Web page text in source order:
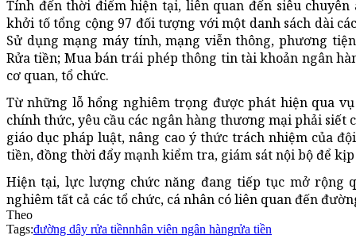
Tính đến thời điểm hiện tại, liên quan đến siêu
khởi tố tổng cộng 97 đối tượng với một danh sách dài
Sử dụng mạng máy tính, mạng viễn thông, phương
Rửa tiền; Mua bán trái phép thông tin tài khoản ngân
cơ quan, tổ chức.
Từ những lỗ hổng nghiêm trọng được phát hiện qua
chính thức, yêu cầu các ngân hàng thương mại phải
giáo dục pháp luật, nâng cao ý thức trách nhiệm của
tiền, đồng thời đẩy mạnh kiểm tra, giám sát nội bộ để
Hiện tại, lực lượng chức năng đang tiếp tục mở rộng
nghiêm tất cả các tổ chức, cá nhân có liên quan đến
Theo
Tags:đường dây rửa tiềnnhân viên ngân hàngrửa tiền